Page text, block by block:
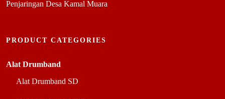
Penjaringan Desa Kamal Muara
PRODUCT CATEGORIES
Alat Drumband
Alat Drumband SD